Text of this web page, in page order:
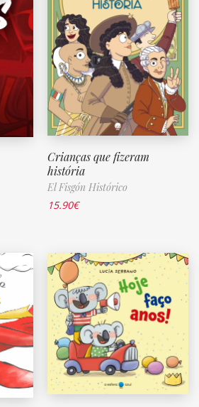
Crianças que fizeram
história
El Fisgón Histórico
15.90€